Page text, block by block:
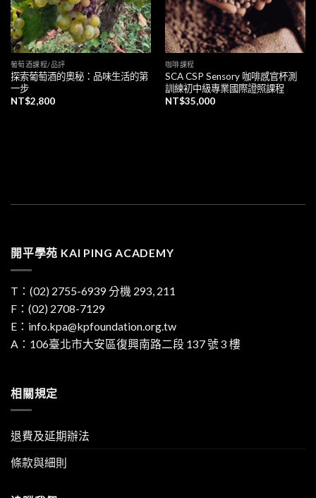
葡萄酒課程/品評
探索葡萄酒的奧秘：品味生活的第
一步
NT$2,800
咖啡課程
SCA CSP Sensory 咖啡感官杯測
訓練初中級專業國際證照課程
NT$35,000
開平學苑 KAI PING ACADEMY
T： (02) 2755-6939分機 293, 211
F：(02) 2708-7129
E： info.kpa@kpfoundation.org.tw
A： 106臺北市大安區復興南路二段 137 號 3 樓
相關規定
退費及延期辦法
條款與細則